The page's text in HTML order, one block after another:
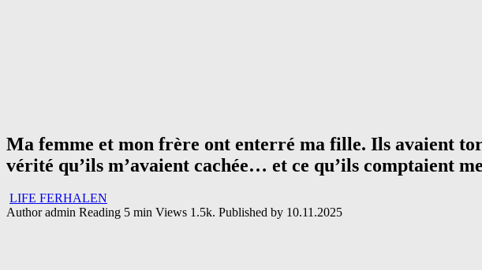
Ma femme et mon frère ont enterré ma fille. Ils avaient
vérité qu’ils m’avaient cachée… et ce qu’ils comptaient
LIFE FERHALEN
Author admin Reading 5 min Views 1.5k. Published by 10.11.2025